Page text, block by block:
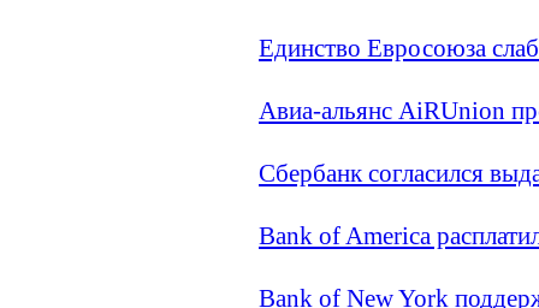
Единство Евросоюза
Авиа-альянс AiRUnion
Сбербанк согласился
Bank of America
Bank of New York